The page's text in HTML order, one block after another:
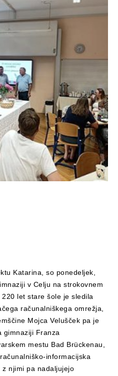
Katarina, so ponedeljek,
v Celju na strokovnem
let stare šole je sledila
računalniškega omrežja,
Mojca Velušček pa je
gimnaziji Franza
mestu Bad Brückenau,
informacijska
njimi pa nadaljujejo